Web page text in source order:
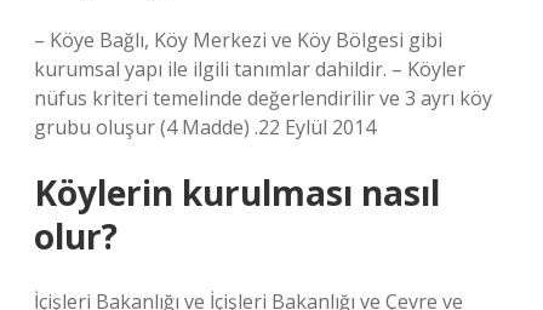
– Köye Bağlı, Köy Merkezi ve Köy Bölgesi gibi
kurumsal yapı ile ilgili tanımlar dahildir. – Köyler
nüfus kriteri temelinde değerlendirilir ve 3 ayrı köy
grubu oluşur (4 Madde) .22 Eylül 2014
Köylerin kurulması nasıl
olur?
İçişleri Bakanlığı ve İçişleri Bakanlığı ve Çevre ve